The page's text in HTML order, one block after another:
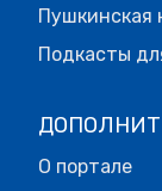
Пушкинская
Подкасты
О портале